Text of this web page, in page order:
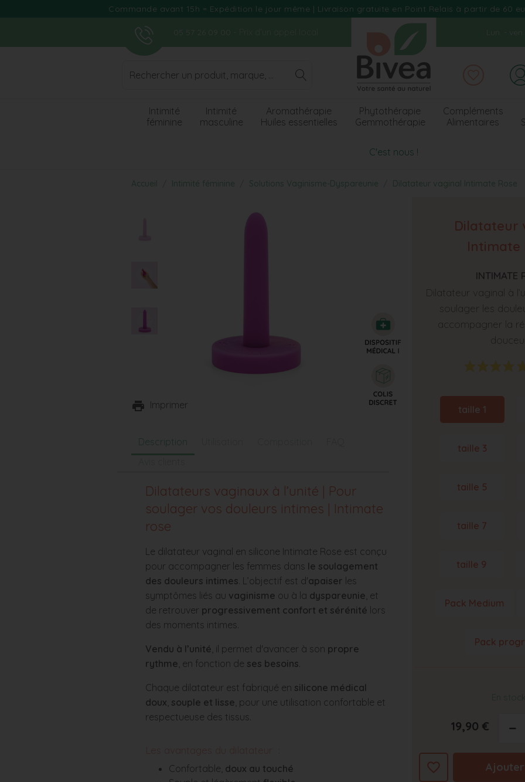
Commande avant 15h = Expédition le jour même | Livraison gratuite en Point Relais à partir de 60
05 57 26 09 00 Lun. -
Intimité
féminine
Intimité
masculine
Aromathérapie
Huiles essentielles
Phytothérapie
Gemmothérapie
Compléments
Alimentaires
C'est nous !
Accueil Intimité féminine Solutions Vaginisme-Dyspareunie Dilatateur vaginal Intimate Rose
Imprimer
Dilatateur
Intimate
INTIMATE
Dilatateur vaginal à
soulager les
accompagner la
douceur.
taille 1
taille 3
taille 5
taille 7
taille 9
Pack Medium
Pack
En stock
19,90 € −
favorite_border
Description
Dilatateurs vaginaux à l’unité | Pour
soulager vos douleurs intimes | Intimate
rose
Le dilatateur vaginal en silicone Intimate Rose est conçu
pour accompagner les femmes dans le soulagement
des douleurs intimes. L’objectif est d'apaiser les
symptômes liés au vaginisme ou à la dyspareunie , et
de retrouver progressivement confort et sérénité lors
des moments intimes.
Vendu à l’unité , il permet d'avancer à son propre
rythme , en fonction de ses besoins.
Chaque dilatateur est fabriqué en silicone médical
doux souple et lisse , pour une utilisation confortable et
respectueuse des tissus.
Confortable, doux au touché